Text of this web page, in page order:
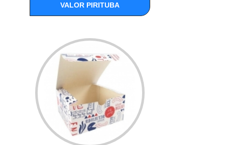
VALOR PIRITUBA